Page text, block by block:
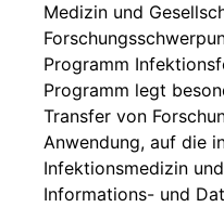
Medizin und
Programm
Programm legt
Transfer von
Anwendung, auf die
Infektionsmedizin
Informations- und